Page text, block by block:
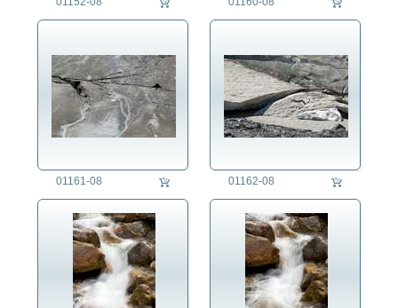
01161-08 01162-08